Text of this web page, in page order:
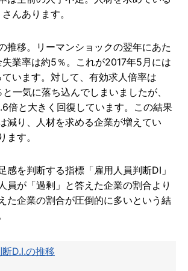
んあります。
推移。リーマンショックの翌年にあた
業率は約5％。これが2017年5月には
います。対して、有効求人倍率は
一気に落ち込んでしまいましたが、
倍と大きく回復しています。この結果
減り、人材を求める企業が増えてい
ます。
感を判断する指標「雇用人員判断DI」
員が「過剰」と答えた企業の割合より
た企業の割合が圧倒的に多いという結
断D.I.の推移